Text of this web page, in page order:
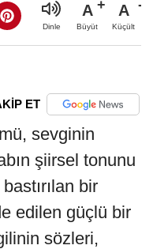
Dinle
A
Büyüt
A
Küçült
ET
sevginin
şiirsel tonunu
bir
edilen güçlü bir
sözleri,